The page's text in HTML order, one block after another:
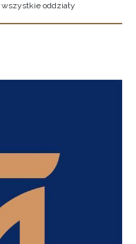
wszystkie oddziały